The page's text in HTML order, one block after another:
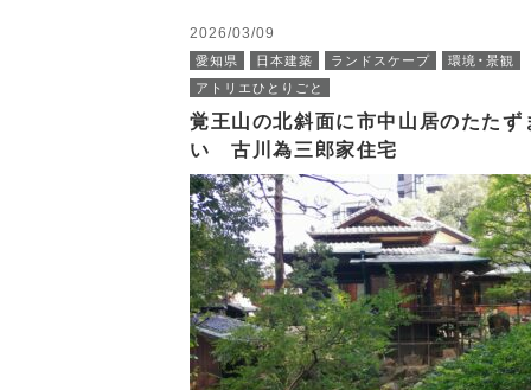
2026/03/09
愛知県 日本建築 ランドスケープ
環境・景観
アトリエひとりごと
覚王山の北斜面に市中山居のたたず
い 古川為三郎家住宅